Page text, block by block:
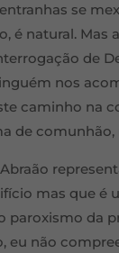
se
é natural.
de
nos
caminho na
de comunhão,
mas que é
paroxismo da
eu não